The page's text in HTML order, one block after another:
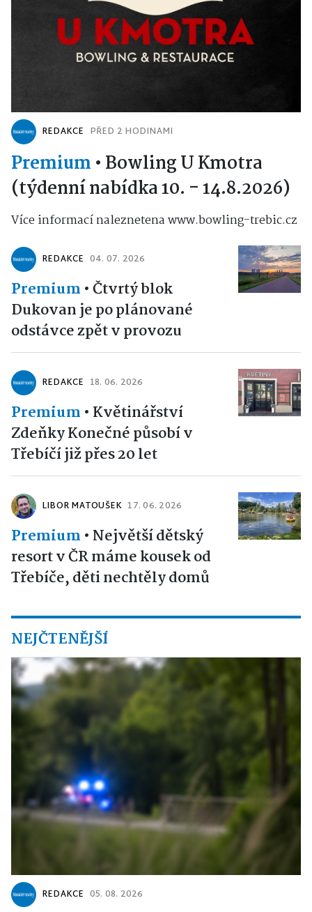
REDAKCE PŘED 2 HODINAMI
Premium • Bowling U Kmotra
(týdenní nabídka 10. - 14.8.2026)
Více informací naleznetena www.bowling-trebic.cz
REDAKCE 04. 07. 2026
Premium •Čtvrtý blok
Dukovan je po plánované
odstávce zpět v provozu
REDAKCE 18. 06. 2026
Premium • Květinářství
Zdeňky Konečné působí v
Třebíčí již přes 20 let
LIBOR MATOUŠEK 17. 06. 2026
Premium • Největší dětský
resort v ČR máme kousek od
Třebíče, děti nechtěly domů
NEJČTENĚJŠÍ
REDAKCE 05. 08. 2026